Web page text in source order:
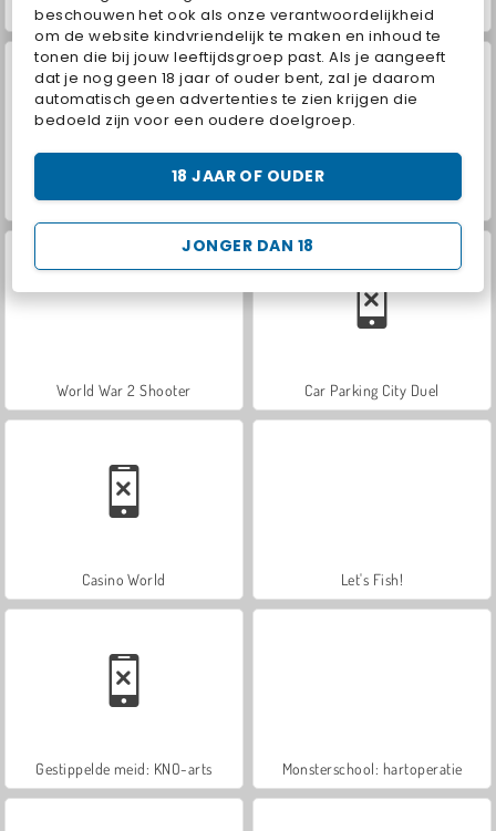
beschouwen het ook als onze verantwoordelijkheid
om de website kindvriendelijk te maken en inhoud te
tonen die bij jouw leeftijdsgroep past. Als je aangeeft
dat je nog geen 18 jaar of ouder bent, zal je daarom
automatisch geen advertenties te zien krijgen die
bedoeld zijn voor een oudere doelgroep.
JONGER DAN 18
18 JAAR OF OUDER
Farm Merge Valley ASMR Makeover & Makeup Studio
VegaMix Da Vinci Puzzles Hidden Object: Street of Secrets
World War 2 Shooter Car Parking City Duel
Casino World Let's Fish!
Gestippelde meid: KNO-arts Monsterschool: hartoperatie